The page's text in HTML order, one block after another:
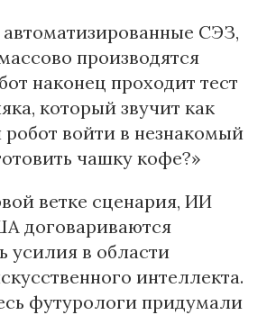
СЭЗ,
производятся
наконец проходит тест
который звучит как
войти в незнакомый
чашку кофе?»
ветке сценария, ИИ
договариваются
усилия в области
интеллекта.
футурологи придумали